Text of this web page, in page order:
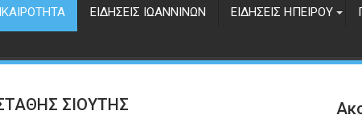
ΕΙΔΉΣΕΙΣ ΙΩΑΝΝΊΝΩΝ ΕΙΔΉΣΕΙΣ ΗΠΕΊΡΟΥ
ΣΙΟΥΤΗΣ